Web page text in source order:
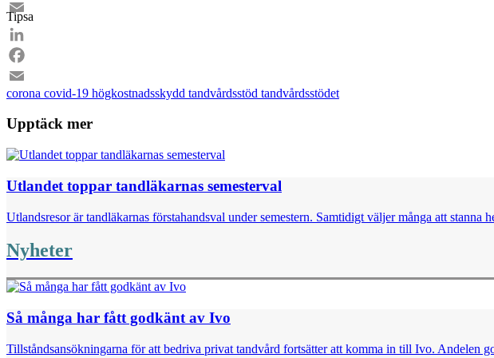
Facebook
Email
Tipsa
LinkedIn
Facebook
Email
corona covid-19 högkostnadsskydd tandvårdsstöd tandvårdsstödet
Upptäck mer
Utlandet toppar tandläkarnas semesterval
Utlandsresor är tandläkarnas förstahandsval under semestern. Samtidigt väljer många att
Nyheter
Så många har fått godkänt av Ivo
Tillståndsansökningarna för att bedriva privat tandvård fortsätter att komma in till Ivo. Andelen